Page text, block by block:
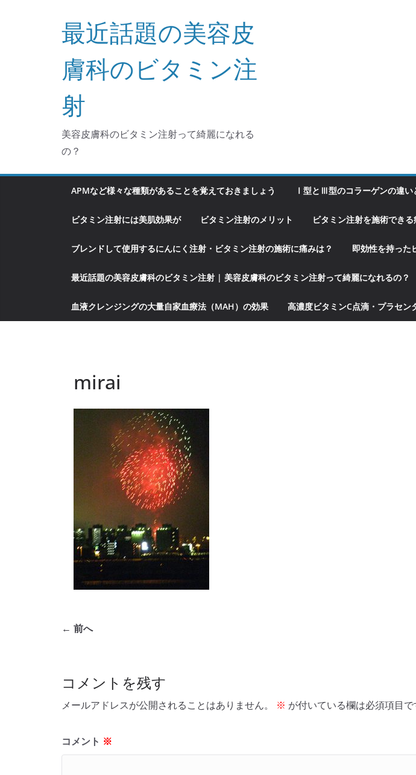
最近話題の美容皮
膚科のビタミン注
射
美容皮膚科のビタミン注射って綺麗になれる
の？
APMなど様々な種類があることを覚えておきましょう Ⅰ型とⅢ型のコラーゲンの違い
ビタミン注射には美肌効果が ビタミン注射のメリット ビタミン注射を施術できる
ブレンドして使用するにんにく注射・ビタミン注射の施術に痛みは？ 即効性を持った
最近話題の美容皮膚科のビタミン注射 | 美容皮膚科のビタミン注射って綺麗になれるの？
血液クレンジングの大量自家血療法（MAH）の効果 高濃度ビタミンC点滴・プラセン
mirai
← 前へ
コメントを残す
メールアドレスが公開されることはありません。 ※ が付いている欄は必須項目で
コメント ※